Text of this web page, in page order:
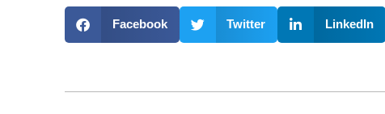
Facebook Twitter LinkedIn